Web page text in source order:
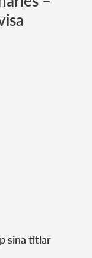
sina titlar